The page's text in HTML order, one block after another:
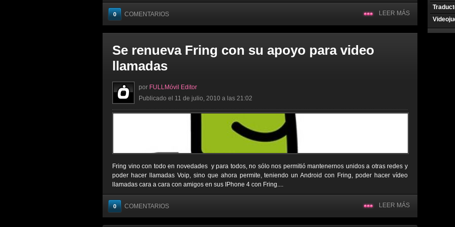
0 COMENTARIOS LEER MÁS
Se renueva Fring con su apoyo para video
llamadas
por FULLMóvil Editor
Publicado el 11 de julio, 2010 a las 21:02
Fring vino con todo en novedades y para todos, no sólo nos permitió mantenernos unidos a otras redes y
poder hacer llamadas Voip, sino que ahora permite, teniendo un Android con Fring, poder hacer vídeo
llamadas cara a cara con amigos en sus IPhone 4 con Fring....
0 COMENTARIOS LEER MÁS